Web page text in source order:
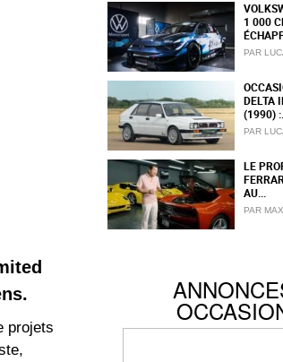
projets
1 000
PAR
DELTA
(1990) :...
PAR
LE
AU...
PAR